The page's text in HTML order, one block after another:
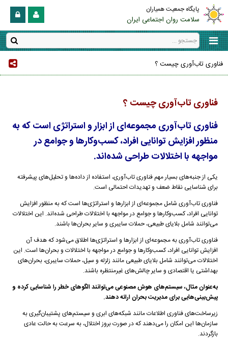
پایگاه جمعیت همیاران
سلامت روان اجتماعی ایران
فناوری تاب‌آوری چیست ؟
فناوری تاب‌آوری چیست ؟
فناوری تاب‌آوری مجموعه‌ای از ابزار و استراتژی‌ است که به
منظور افزایش توانایی افراد، کسب‌وکارها و جوامع در
مواجهه با اختلالات طراحی شده‌اند.
یکی از جنبه‌های بسیار مهم فناوری تاب‌آوری، استفاده از داده‌ها و تحلیل‌های پیشرفته
برای شناسایی نقاط ضعف و تهدیدات احتمالی است.
فناوری تاب‌آوری شامل مجموعه‌ای از ابزارها و استراتژی‌ها است که به منظور افزایش
توانایی افراد، کسب‌وکارها و جوامع در مواجهه با اختلالات طراحی شده‌اند. این اختلالات
می‌توانند شامل بلایای طبیعی، حملات سایبری و سایر بحران‌ها باشند.
فناوری تاب‌آوری به مجموعه‌ای از ابزارها و استراتژی‌ها اطلاق می‌شود که هدف آن
افزایش توانایی افراد، کسب‌وکارها و جوامع در مواجهه با اختلالات و بحران‌ها است. این
اختلالات می‌توانند شامل بلایای طبیعی مانند زلزله و سیل، حملات سایبری، بحران‌های
بهداشتی یا اقتصادی و سایر چالش‌های غیرمنتظره باشند.
به‌عنوان مثال، سیستم‌های هوش مصنوعی می‌توانند الگوهای خطر را شناسایی کرده و
پیش‌بینی‌هایی برای مدیریت بحران ارائه دهند.
زیرساخت‌های فناوری اطلاعات مانند شبکه‌های ابری و سیستم‌های پشتیبان‌گیری به
سازمان‌ها این امکان را می‌دهند که در صورت بروز اختلال، به سرعت به حالت عادی
بازگردند.